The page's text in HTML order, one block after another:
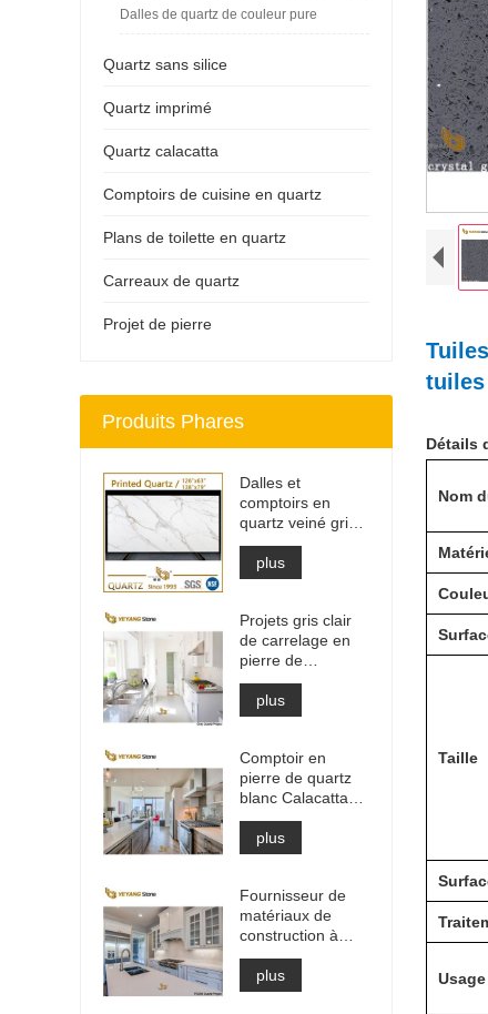
Détails
Nom
Taille
Usage
Dalles de quartz de couleur pure
Quartz sans silice
Quartz imprimé
Quartz calacatta
Comptoirs de cuisine en quartz
Plans de toilette en quartz
Carreaux de quartz
Projet de pierre
Produits Phares
Dalles et
comptoirs en
quartz veiné gris
imprimé | Quartz
imprimé sur toute
la masse PQ005
plus
Projets gris clair
de carrelage en
pierre de
matériaux de
construction de
haute qualité
plus
Comptoir en
pierre de quartz
blanc Calacatta
d'ingénierie
artificielle, dessus
de vanité et dalle
plus
Fournisseur de
matériaux de
construction à
surface solide en
pierre de quartz
artificielle
plus